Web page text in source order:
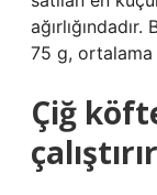
75 g, ortalama
Çiğ